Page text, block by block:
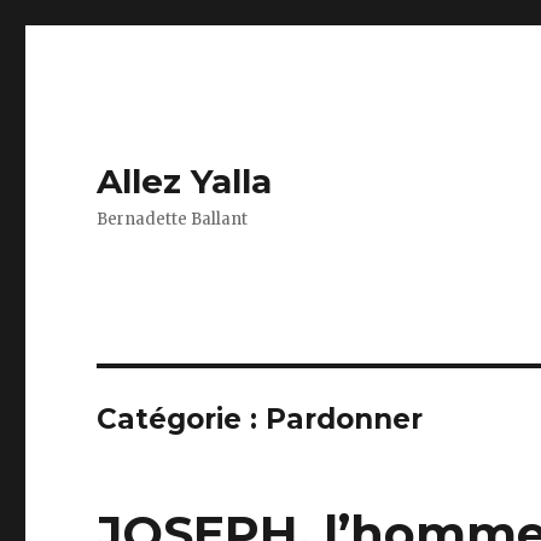
Allez Yalla
Bernadette Ballant
Catégorie : Pardonner